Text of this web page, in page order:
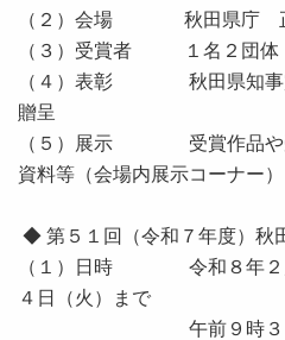
（２）会場 秋田県庁
（３）受賞者 １名２団体
（４）表彰 秋田県知事賞
贈呈
（５）展示 受賞作品
資料等 （会場内展示コーナー）
◆ 第５１回（令和７年度）秋
（１）日時 令和８年２月
４日（火）まで
午前９時３０分か